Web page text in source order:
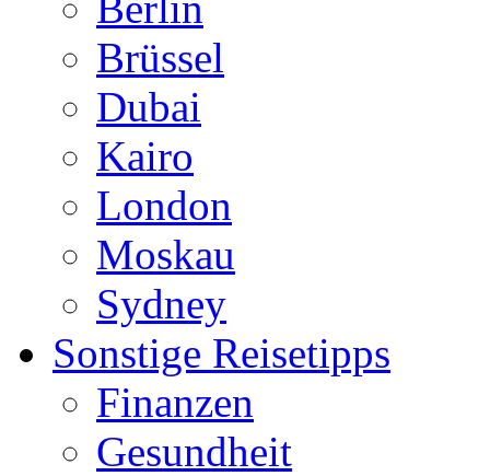
Brüssel
Dubai
Kairo
London
Moskau
Sydney
Sonstige Reisetipps
Finanzen
Gesundheit